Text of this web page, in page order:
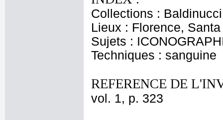
Collections :
Lieux : Florence,
Sujets :
Techniques : sanguine
REFERENCE DE
vol. 1, p. 323